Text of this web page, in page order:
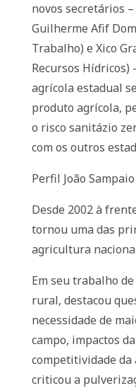
novos secretários
Guilherme Afif
Trabalho) e Xico
Recursos
agrícola estadual
produto agrícola,
o risco sanitázio
com os outros
Perfil João Sampaio
Desde 2002 à
tornou uma das
agricultura
Em seu trabalho
rural, destacou
necessidade de
campo, impactos
competitividade da
criticou a